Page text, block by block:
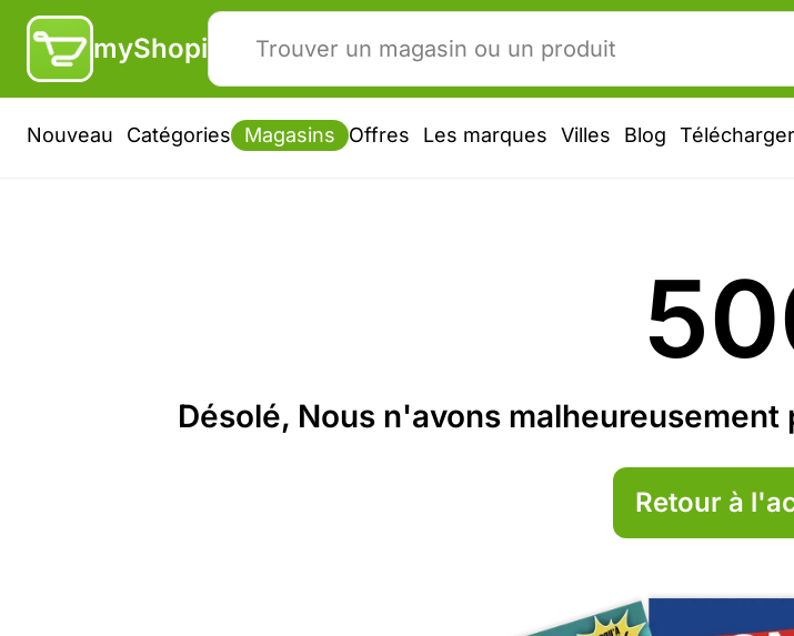
myShopi
Nouveau Catégories Magasins Offres Les marques Villes Blog
Désolé, Nous n'avons
Retour à